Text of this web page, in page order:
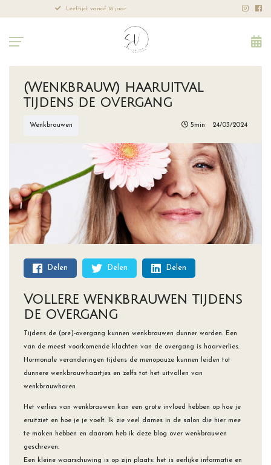
Leeftijd: vanaf 18 jaar
(Wenkbrauw) haaruitval
tijdens de overgang
Wenkbrauwen 5min 24/03/2024
Delen Delen Delen
Vollere wenkbrauwen tijdens
de overgang
Tijdens de (pre)-overgang kunnen wenkbrauwen dunner worden. Een
van de meest voorkomende klachten van de overgang is haarverlies.
Hormonale veranderingen tijdens de menopauze kunnen leiden tot
dunnere wenkbrauwhaartjes en zelfs tot het uitvallen van
wenkbrauwharen.
Het verlies van wenkbrauwen kan een grote invloed hebben op hoe je
eruitziet en hoe je je voelt.
Ik zie veel dames in de salon die hier mee
te maken hebben en daarom heb ik deze blog over wenkbrauwen
geschreven.
Een kleine waarschuwing is op zijn plaats: het is eerlijke informatie en